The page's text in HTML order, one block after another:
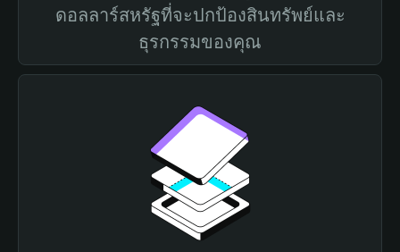
ดอลลาร์สหรัฐที่จะปกป้องสินทรัพย์และ
ธุรกรรมของคุณ